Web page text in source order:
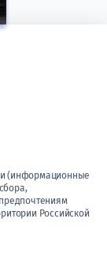
(информационные
Российской